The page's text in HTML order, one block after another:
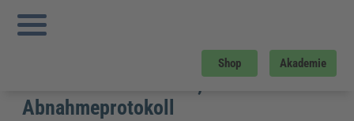
Shop Akademie
Sie sind hier:
Bauabnahme nach BGB und VOB/B: Formen der Abnahme, Fristen und
Abnahmeprotokoll
Bauabnahme nach BGB und VOB/B:
Formen der Abnahme, Fristen und
Abnahmeprotokoll